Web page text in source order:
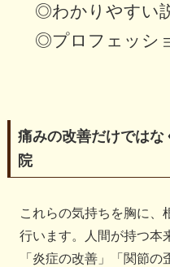
◎わかりやすい
◎プロフェッシ
痛みの改善だけでは
院
これらの気持ちを胸に、
行います。人間が持つ本
「炎症の改善」「関節